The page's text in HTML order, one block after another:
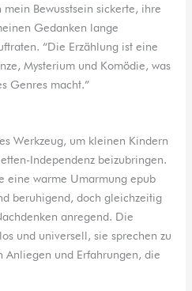
Bewusstsein sickerte, ihre
Gedanken lange
“Die Erzählung ist eine
Mysterium und Komödie, was
Genres macht.”
Werkzeug, um kleinen Kindern
Independenz beizubringen.
eine warme Umarmung epub
beruhigend, doch gleichzeitig
anregend. Die
und universell, sie sprechen zu
Anliegen und Erfahrungen, die